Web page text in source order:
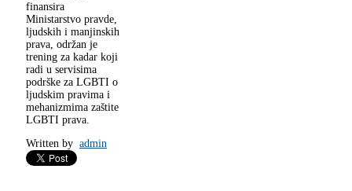
finansira
Ministarstvo pravde,
ljudskih i manjinskih
prava, održan je
trening za kadar koji
radi u servisima
podrške za LGBTI o
ljudskim pravima i
mehanizmima zaštite
LGBTI prava.
Written by admin